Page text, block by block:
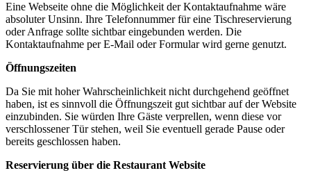
Eine Webseite ohne die Möglichkeit der Kontaktaufnahme wäre
absoluter Unsinn. Ihre Telefonnummer für eine Tischreservierung
oder Anfrage sollte sichtbar eingebunden werden. Die
Kontaktaufnahme per E-Mail oder Formular wird gerne genutzt.
Öffnungszeiten
Da Sie mit hoher Wahrscheinlichkeit nicht durchgehend geöffnet
haben, ist es sinnvoll die Öffnungszeit gut sichtbar auf der Website
einzubinden. Sie würden Ihre Gäste verprellen, wenn diese vor
verschlossener Tür stehen, weil Sie eventuell gerade Pause oder
bereits geschlossen haben.
Reservierung über die Restaurant Website